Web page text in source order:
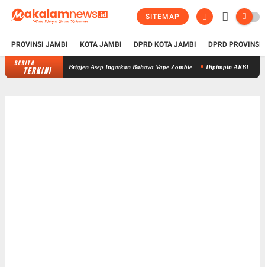
SITEMAP
PROVINSI JAMBI KOTA JAMBI DPRD KOTA JAMBI DPRD
BERITA
TERKINIBNN Provinsi Jambi Perkuat Sinergi P4GN di Sarolangun, Brigjen Asep